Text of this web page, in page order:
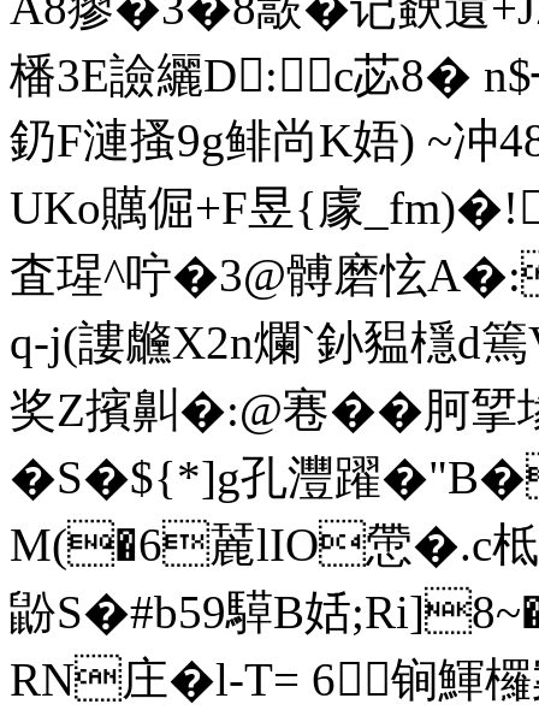
橎3E譣纚D:∠c苾8�
釢F漣搔9g鲱尚Κ娪) ~
UKo贎倔+F昱{豦
査瑆^咛�3@髆磨怰
q-j(謱虪X2n爛`釥豱檼d篶
奖Z擯鼼�:@寋��胢揅
�S�${*]g孔灃躍
M(�6麉lIO慸�.c柢
鼢S�#b59騲B姡
RN庄�l-T= 6锏鯶